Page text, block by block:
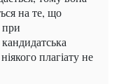
на те, що
при
плагіату не